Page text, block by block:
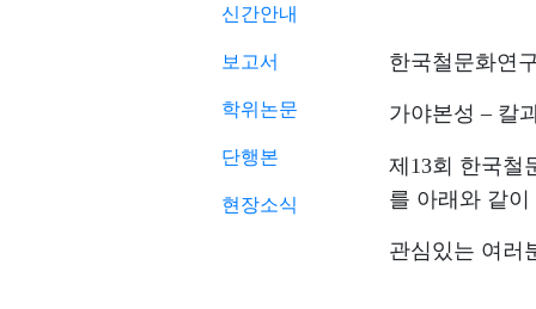
신간안내
보고서
학위논문
단행본
현장소식
한국철문화연
가야본성– 칼
제 13회 한국철
를 아래와 같
관심있는 여러